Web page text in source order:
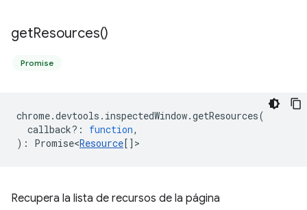
getResources()
Promise
chrome.devtools . inspectedWindow.getResources(
callback? : function,
) : Promise<Resource[] >
Recupera la lista de recursos de la página